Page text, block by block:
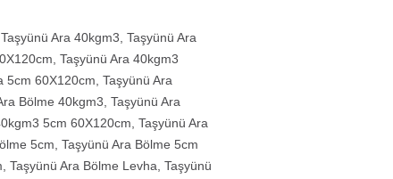
Taşyünü Ara 40kgm3 Taşyünü Ara
Taşyünü Ara 40kgm3
5cm 60X120cm Taşyünü Ara
Bölme 40kgm3 Taşyünü Ara
5cm 60X120cm Taşyünü Ara
5cm Taşyünü Ara Bölme 5cm
Taşyünü Ara Bölme Levha Taşyünü